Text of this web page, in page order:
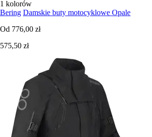
1 kolorów
Bering Damskie buty motocyklowe Opale
Od 776,00 zł
575,50 zł